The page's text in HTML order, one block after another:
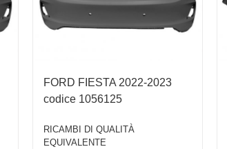
FORD FIESTA 2022-2023
codice 1056125
RICAMBI DI QUALITÀ
EQUIVALENTE